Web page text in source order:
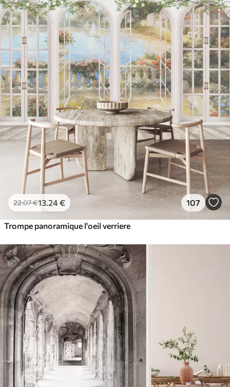
22.07€13 .24€ 107
Trompe panoramique l'oeil verriere